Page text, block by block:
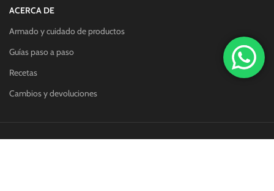
ACERCA DE
Armado y cuidado de productos
Guías paso a paso
Recetas
Cambios y devoluciones